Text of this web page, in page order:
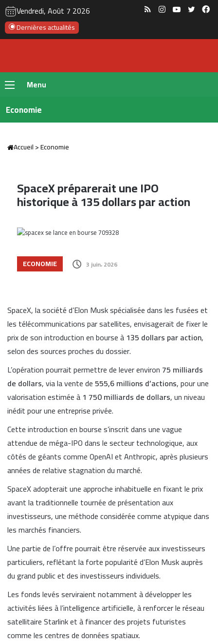
Vendredi, Août 7 2026 RSS InstagramYouTube
Dernières actualités
Menu
Economie
Accueil>Economie
SpaceX préparerait une IPO
historique à 135 dollars par action
ECONOMIE 3 juin، 2026
SpaceX, la société d’Elon Musk spécialisée dans les fusées et
les télécommunications par satellites, envisagerait de fixer le
prix de son introduction en bourse à 135 dollars par action,
selon des sources proches du dossier.
L’opération pourrait permettre de lever environ 75 milliards
de dollars, via la vente de555,6 millions d’actions, pour une
valorisation estimée à 1 750 milliards de dollars, un niveau
inédit pour une entreprise privée.
Cette introduction en bourse s’inscrit dans une vague
attendue de méga-IPO dans le secteur technologique, aux
côtés de géants comme OpenAI et Anthropic, après plusieurs
années de relative stagnation du marché.
SpaceX adopterait une approche inhabituelle en fixant le prix
avant la traditionnelle tournée de présentation aux
investisseurs, une méthode considérée comme atypique dans
les marchés financiers.
Une partie de l’offre pourrait être réservée aux investisseurs
particuliers, reflétant la forte popularité d’Elon Musk auprès
du grand public et des investisseurs individuels.
Les fonds levés serviraient notamment à développer les
activités liées à l’intelligence artificielle, à renforcer le réseau
satellitaire Starlink et à financer des projets futuristes
comme les centres de données spatiaux.